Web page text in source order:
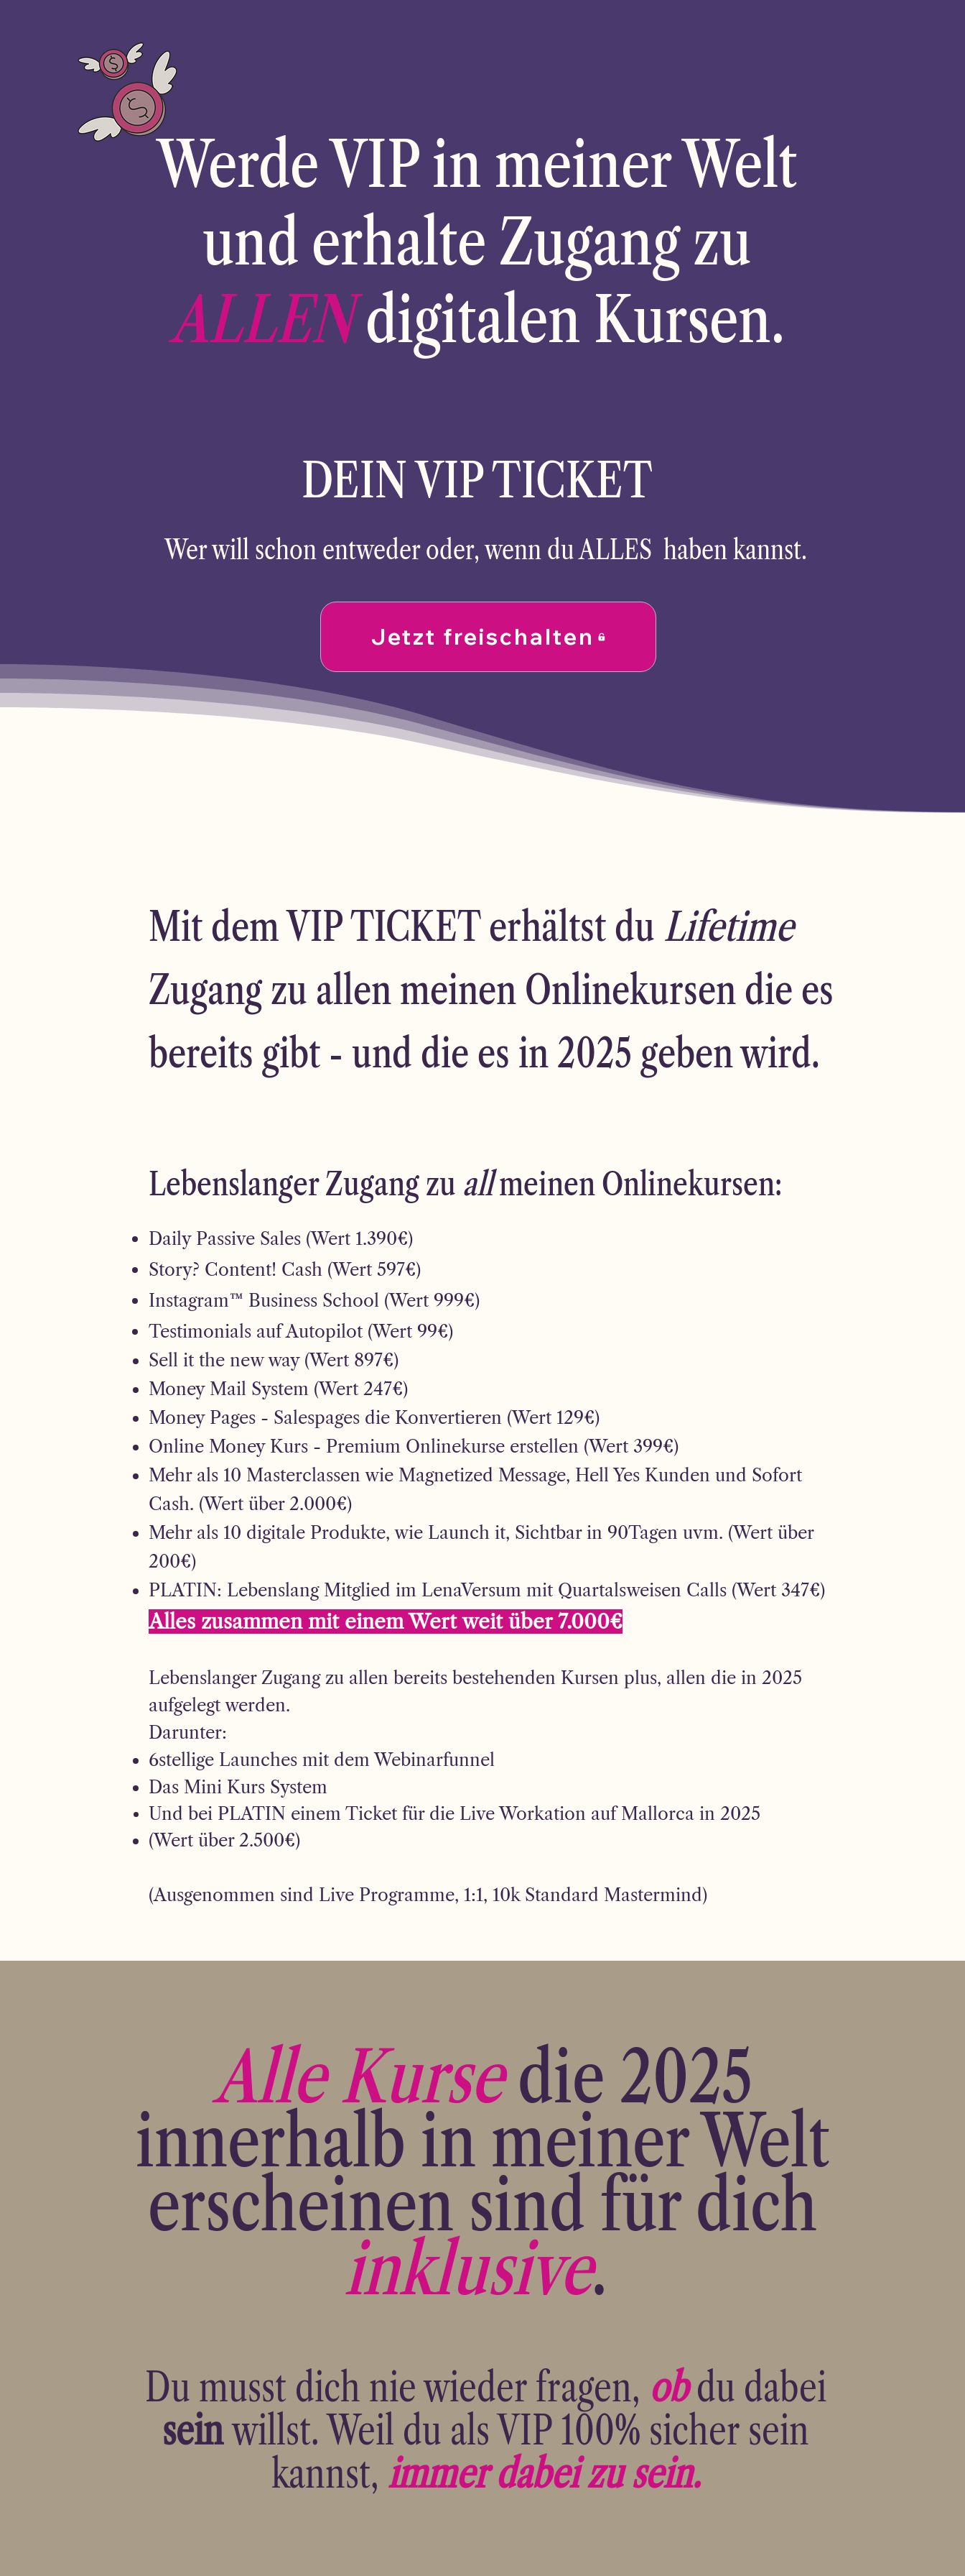
Werde VIP in meiner Welt
und erhalte Zugang zu
ALLENdigitalen Kursen.
DEIN VIP TICKET
Wer will schon entweder oder, wenn du ALLES haben kannst.
Jetzt freischalten
Mit dem VIP TICKET erhältst du Lifetime
Zugang zu allen meinen Onlinekursen die es
bereits gibt - und die es in 2025 geben wird.
Daily Passive Sales (Wert 1.390€)
Story? Content! Cash (Wert 597€)
Instagram™ Business School (Wert 999€)
Testimonials auf Autopilot (Wert 99€)
Sell it the new way (Wert 897€)
Money Mail System (Wert 247€)
Money Pages - Salespages die Konvertieren (Wert 129€)
Online Money Kurs - Premium Onlinekurse erstellen (Wert 399€)
Mehr als 10 Masterclassen wie Magnetized Message, Hell Yes Kunden und Sofort
Cash. (Wert über 2.000€)
Mehr als 10 digitale Produkte, wie Launch it, Sichtbar in 90Tagen uvm. (Wert über
200€)
PLATIN: Lebenslang Mitglied im LenaVersum mit Quartalsweisen Calls (Wert 347€)
Alles zusammen mit einem Wert weit über 7.000€
Lebenslanger Zugang zu allen bereits bestehenden Kursen plus, allen die in 2025
aufgelegt werden.
Darunter:
6stellige Launches mit dem Webinarfunnel
Das Mini Kurs System
Und bei PLATIN einem Ticket für die Live Workation auf Mallorca in 2025
(Wert über 2.500€)​
(Ausgenommen sind Live Programme, 1:1, 10k Standard Mastermind)
Lebenslanger Zugang zu allmeinen Onlinekursen:
Alle Kursedie 2025
innerhalb in meiner Welt
erscheinen sind für dich
inklusive.
Du musst dich nie wieder fragen, obdu dabei
seinwillst. Weil du als VIP 100% sicher sein
kannst, immer dabei zusein.